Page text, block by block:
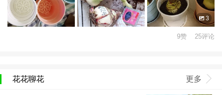
3
9赞 25评论
花花聊花 更多